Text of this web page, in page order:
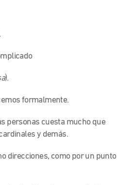
).
formalmente.
personas cuesta mucho que
y demás.
direcciones, como por un punto